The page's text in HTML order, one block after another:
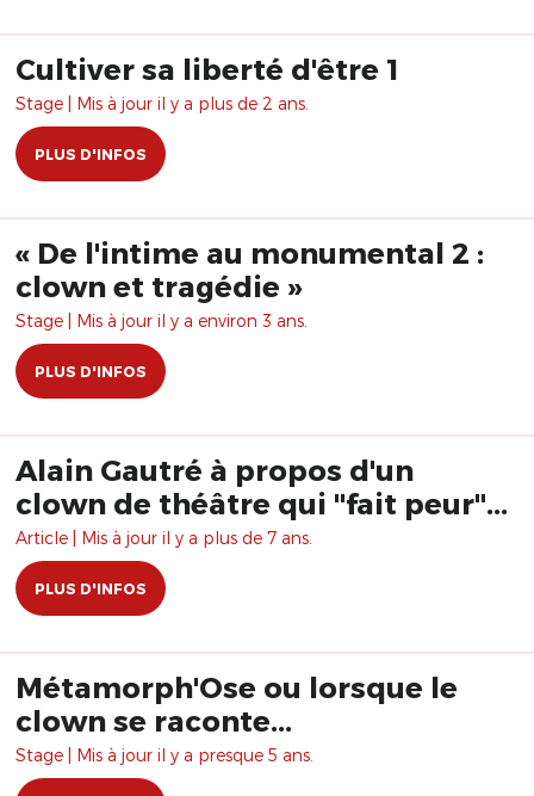
Cultiver sa liberté d'être 1
Stage | Mis à jour il y a plus de 2 ans.
PLUS D'INFOS
« De l'intime au monumental 2 :
clown et tragédie »
Stage | Mis à jour il y a environ 3 ans.
PLUS D'INFOS
Alain Gautré à propos d'un
clown de théâtre qui "fait peur"...
Article | Mis à jour il y a plus de 7 ans.
PLUS D'INFOS
Métamorph'Ose ou lorsque le
clown se raconte...
Stage | Mis à jour il y a presque 5 ans.